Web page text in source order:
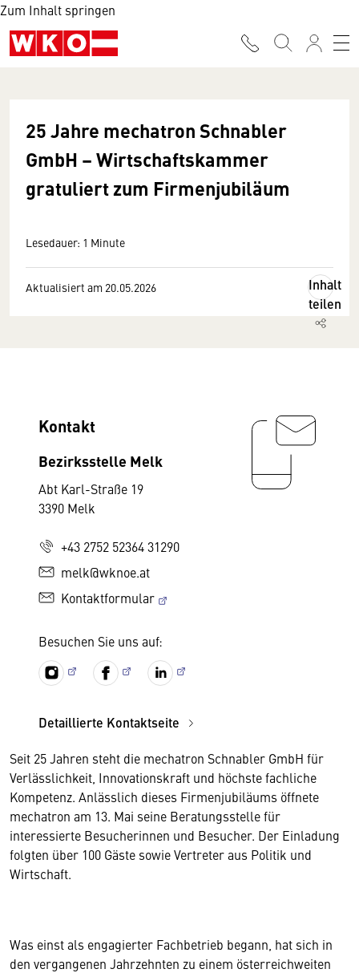
Zum Inhalt springen
25 Jahre mechatron Schnabler
GmbH – Wirtschaftskammer
gratuliert zum Firmenjubiläum
Lesedauer: 1 Minute
Aktualisiert am 20.05.2026
Inhalt
teilen
Kontakt
Bezirksstelle Melk
Abt Karl-Straße 19
3390 Melk
+43 2752 52364 31290
melk@wknoe.at
Kontaktformular
Besuchen Sie uns auf:
Detaillierte Kontaktseite
Seit 25 Jahren steht die mechatron Schnabler GmbH für
Verlässlichkeit, Innovationskraft und höchste fachliche
Kompetenz. Anlässlich dieses Firmenjubiläums öffnete
mechatron am 13. Mai seine Beratungsstelle für
interessierte Besucherinnen und Besucher. Der Einladung
folgten über 100 Gäste sowie Vertreter aus Politik und
Wirtschaft.
Was einst als engagierter Fachbetrieb begann, hat sich in
den vergangenen Jahrzehnten zu einem österreichweiten